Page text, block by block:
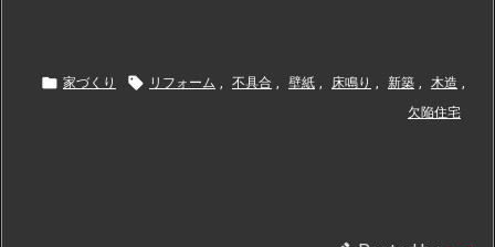
 家づくり  リフォーム , 不具合 , 壁紙 , 床鳴り , 新築 , 木造 ,
欠陥住宅